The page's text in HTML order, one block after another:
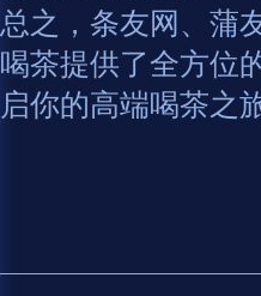
总之，条友网、蒲
喝茶提供了全方位
启你的高端喝茶之